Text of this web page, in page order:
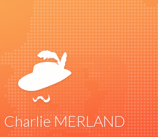
Charlie MERLAND